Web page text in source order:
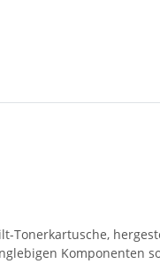
Komponenten